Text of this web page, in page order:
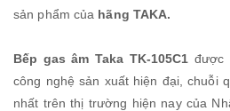
sản phẩm của hãng TAKA.
Bếp gas âm Taka TK-105C1 được
công nghệ sản xuất hiện đại, chuỗi
nhất trên thị trường hiện nay của